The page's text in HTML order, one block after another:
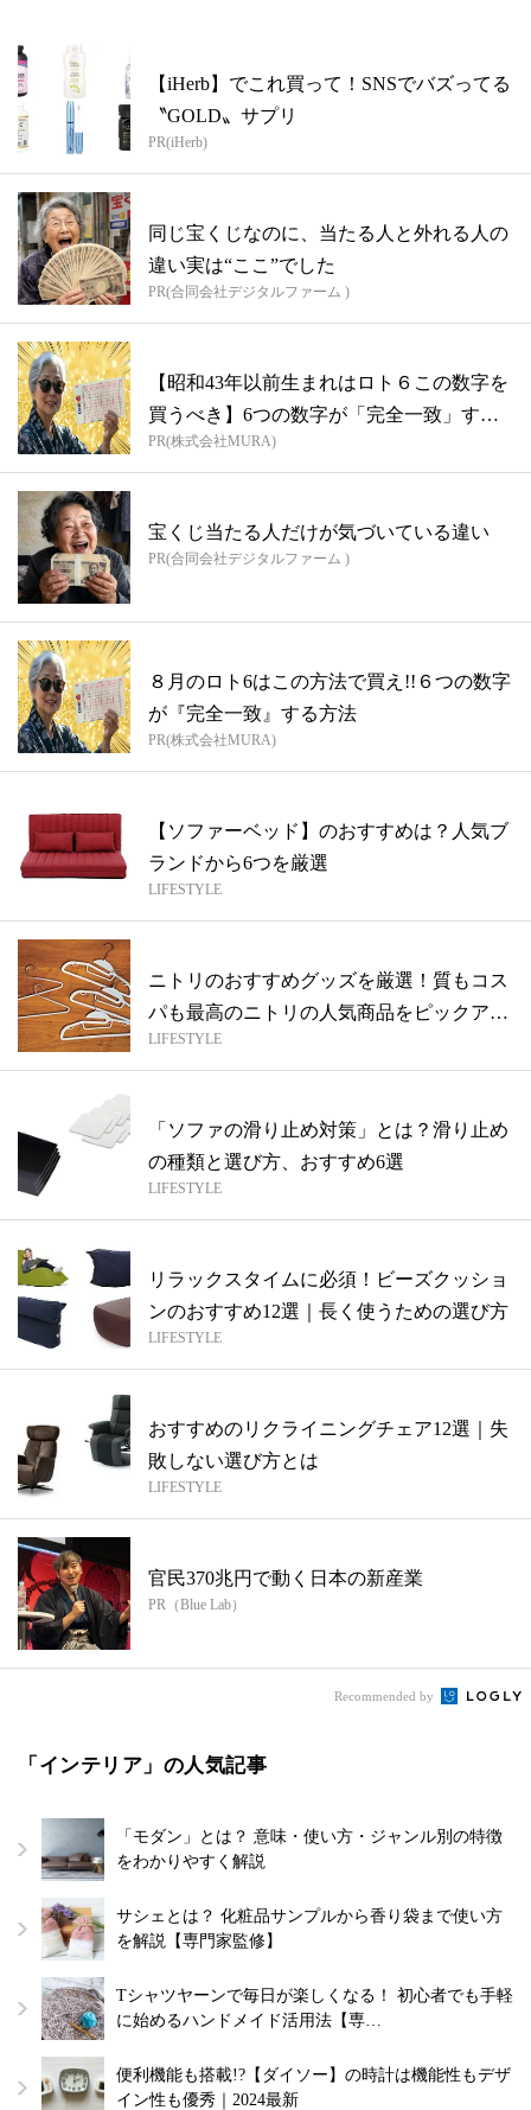
【iHerb】でこれ買って！SNSでバズってる
〝GOLD〟サプリ
PR(iHerb)
同じ宝くじなのに、当たる人と外れる人の
違い実は“ここ”でした
PR(合同会社デジタルファーム )
【昭和43年以前生まれはロト６この数字を
買うべき】6つの数字が「完全一致」する
方...
PR(株式会社MURA)
宝くじ当たる人だけが気づいている違い
PR(合同会社デジタルファーム )
８月のロト6はこの方法で買え!!６つの数字
が『完全一致』する方法
PR(株式会社MURA)
【ソファーベッド】のおすすめは？人気ブ
ランドから6つを厳選
LIFESTYLE
ニトリのおすすめグッズを厳選！質もコス
パも最高のニトリの人気商品をピックアッ
プ
LIFESTYLE
「ソファの滑り止め対策」とは？滑り止め
の種類と選び方、おすすめ6選
LIFESTYLE
リラックスタイムに必須！ビーズクッショ
ンのおすすめ12選｜長く使うための選び方
LIFESTYLE
おすすめのリクライニングチェア12選｜失
敗しない選び方とは
LIFESTYLE
官民370兆円で動く日本の新産業
PR（Blue Lab）
Recommended by
「インテリア」の人気記事
「モダン」とは？ 意味・使い方・ジャンル別の特徴
をわかりやすく解説
サシェとは？ 化粧品サンプルから香り袋まで使い方
を解説【専門家監修】
Tシャツヤーンで毎日が楽しくなる！ 初心者でも手軽
に始めるハンドメイド活用法【専…
便利機能も搭載!?【ダイソー】の時計は機能性もデザ
イン性も優秀｜2024最新